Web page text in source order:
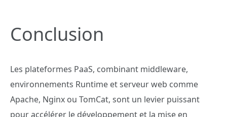
Conclusion
Les plateformes PaaS, combinant middleware,
environnements Runtime et serveur web comme
Apache, Nginx ou TomCat, sont un levier puissant
pour accélérer le développement et la mise en